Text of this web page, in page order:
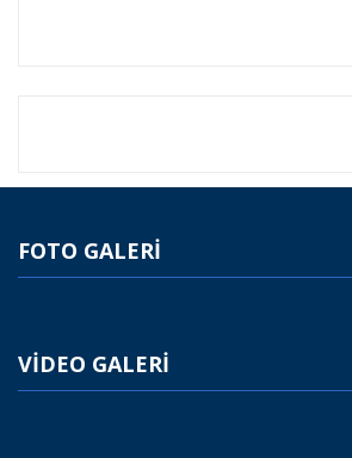
FOTO GALERİ
VİDEO GALERİ